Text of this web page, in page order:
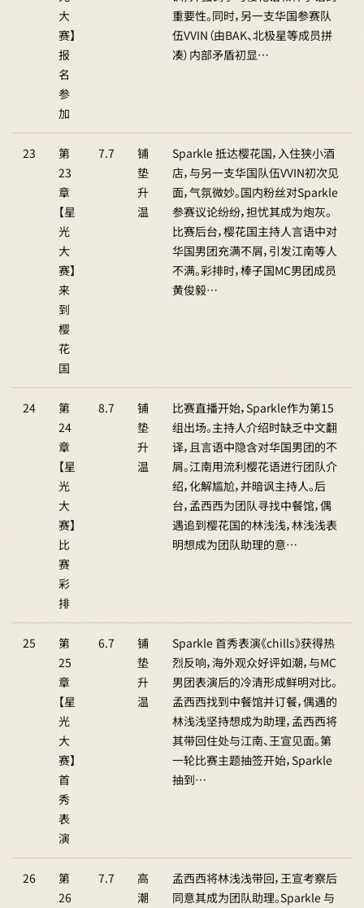
大
赛】
报
名
参
加
重要性。同时，另一支华国参赛队
伍VVIN（由BAK、北极星等成员拼
凑）内部矛盾初显…
23
第
23
章
【星
光
大
赛】
来
到
樱
花
国
7.7
铺
垫
升
温
Sparkle 抵达樱花国，入住狭小酒
店，与另一支华国队伍VVIN初次见
面，气氛微妙。国内粉丝对Sparkle
参赛议论纷纷，担忧其成为炮灰。
比赛后台，樱花国主持人言语中对
华国男团充满不屑，引发江南等人
不满。彩排时，棒子国MC男团成员
黄俊毅…
24
第
24
章
【星
光
大
赛】
比
赛
彩
排
8.7
铺
垫
升
温
比赛直播开始，Sparkle作为第15
组出场。主持人介绍时缺乏中文翻
译，且言语中隐含对华国男团的不
屑。江南用流利樱花语进行团队介
绍，化解尴尬，并暗讽主持人。后
台，孟西西为团队寻找中餐馆，偶
遇追到樱花国的林浅浅，林浅浅表
明想成为团队助理的意…
25
第
25
章
【星
光
大
赛】
首
秀
表
演
6.7
铺
垫
升
温
Sparkle 首秀表演《chills》获得热
烈反响，海外观众好评如潮，与MC
男团表演后的冷清形成鲜明对比。
孟西西找到中餐馆并订餐，偶遇的
林浅浅坚持想成为助理，孟西西将
其带回住处与江南、王宣见面。第
一轮比赛主题抽签开始，Sparkle
抽到…
26
第
26
7.7
高
潮
孟西西将林浅浅带回，王宣考察后
同意其成为团队助理。Sparkle 与